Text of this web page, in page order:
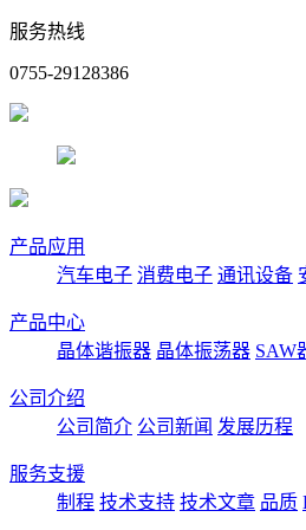
服务热线
0755-29128386
产品应用
汽车电子 消费电子 通讯设备
产品中心
晶体谐振器 晶体振荡器 SAW
公司介绍
公司简介 公司新闻 发展历程
服务支援
制程 技术支持 技术文章 品质